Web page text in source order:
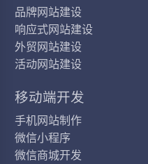
品牌网站建设
响应式网站建设
外贸网站建设
活动网站建设
移动端开发
手机网站制作
微信小程序
微信商城开发